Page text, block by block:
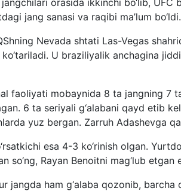
jang sanasi va raqibi ma’lum bo‘ldi.
Nevada shtati Las-Vegas
U braziliyalik anchagina
faoliyati mobaynida 8 ta jangning 7
6 ta seriyali g‘alabani qayd etib
yuz bergan. Zarruh Adashevga
esa 4-3 ko‘rinish olgan.
so‘ng, Rayan Benoitni mag‘lub etgan
jangda ham g‘alaba qozonib,